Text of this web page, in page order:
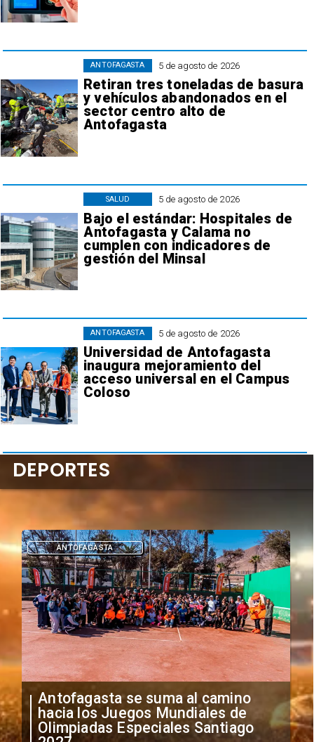
5 de agosto de 2026
Retiran tres toneladas de basura
y vehículos abandonados en el
sector centro alto de
Antofagasta
ANTOFAGASTA
5 de agosto de 2026
Bajo el estándar: Hospitales de
Antofagasta y Calama no
cumplen con indicadores de
gestión del Minsal
SALUD
5 de agosto de 2026
Universidad de Antofagasta
inaugura mejoramiento del
acceso universal en el Campus
Coloso
ANTOFAGASTA
"Falta de profesionalismo": Sifup
anuncia medidas por situación
irregular de futbolistas
DEPORTES
DEPORTES